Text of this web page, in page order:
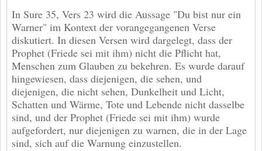
In Sure 35, Vers 23 wird die Aussage "Du bist nur ein
Warner" im Kontext der vorangegangenen Verse
diskutiert. In diesen Versen wird dargelegt, dass der
Prophet (Friede sei mit ihm) nicht die Pflicht hat,
Menschen zum Glauben zu bekehren. Es wurde darauf
hingewiesen, dass diejenigen, die sehen, und
diejenigen, die nicht sehen, Dunkelheit und Licht,
Schatten und Wärme, Tote und Lebende nicht dasselbe
sind, und der Prophet (Friede sei mit ihm) wurde
aufgefordert, nur diejenigen zu warnen, die in der Lage
sind, sich auf die Warnung einzustellen.